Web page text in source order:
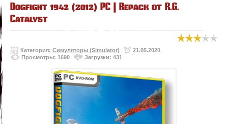
Dogfight 1942 (2012) PC | Repack от R.G.
Catalyst
Категория: Симуляторы (Simulator)
21.05.2020
Просмотры: 1690
Загрузки: 431